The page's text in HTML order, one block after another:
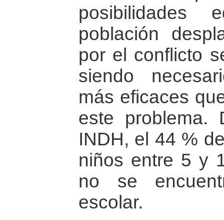
posibilidades
población
por el conflicto
siendo
más eficaces
este problema.
INDH, el 44 %
niños entre 5 y
no se
escolar.